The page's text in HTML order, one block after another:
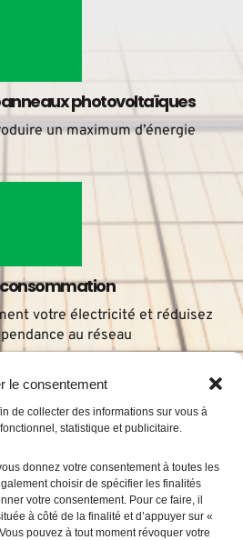
le consentement
de collecter des informations sur vous à
statistique et publicitaire.
donnez votre consentement à toutes les
choisir de spécifier les finalités
votre consentement. Pour ce faire, il
à côté de la finalité et d’appuyer sur «
pouvez à tout moment révoquer votre
photovoltaïques
un maximum d’énergie
votre électricité et réduisez
au réseau
et revente
grâce à des batteries ou à la
à EDF